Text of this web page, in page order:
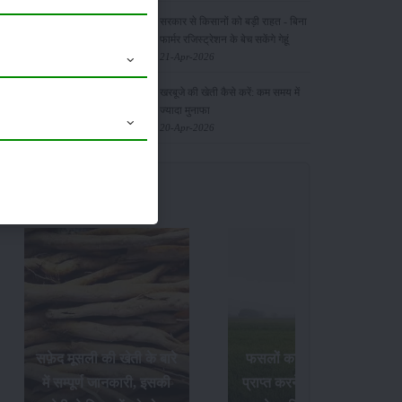
सरकार से किसानों को बड़ी राहत - बिना
फार्मर रजिस्ट्रेशन के बेच सकेंगे गेहूं
21-Apr-2026
खरबूजे की खेती कैसे करें: कम समय में
ज्यादा मुनाफा
20-Apr-2026
सफ़ेद मूसली की खेती के बारे
में सम्पूर्ण जानकारी, इसकी
फसलों का अधिक उत्पादन
प्राप्त करने के लिए अक्टूबर